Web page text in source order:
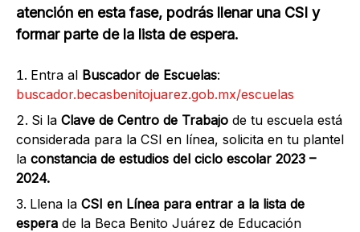
atención en esta fase, podrás llenar una CSI y
formar parte de la lista de espera.
Entra al Buscador de Escuelas:
buscador.becasbenitojuarez.gob.mx/escuelas
Si la Clave de Centro de Trabajo de tu escuela está
considerada para la CSI en línea, solicita en tu plantel
la constancia de estudios del ciclo escolar 2023 –
2024.
Llena la CSI en Línea para entrar a la lista de
espera de la Beca Benito Juárez de Educación